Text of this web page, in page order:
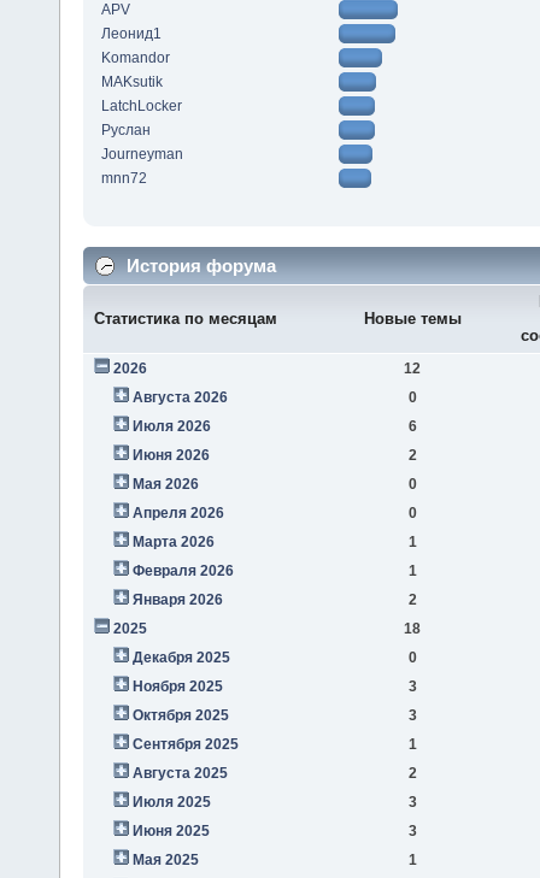
APV
Леонид1
Komandor
MAKsutik
LatchLocker
Руслан
Journeyman
mnn72
История форума
Статистика по месяцам Новые темы
2026
12
Августа 2026
0
Июля 2026
6
Июня 2026
2
Мая 2026
0
Апреля 2026
0
Марта 2026
1
Февраля 2026
1
Января 2026
2
2025
18
Декабря 2025
0
Ноября 2025
3
Октября 2025
3
Сентября 2025
1
Августа 2025
2
Июля 2025
3
Июня 2025
3
Мая 2025
1